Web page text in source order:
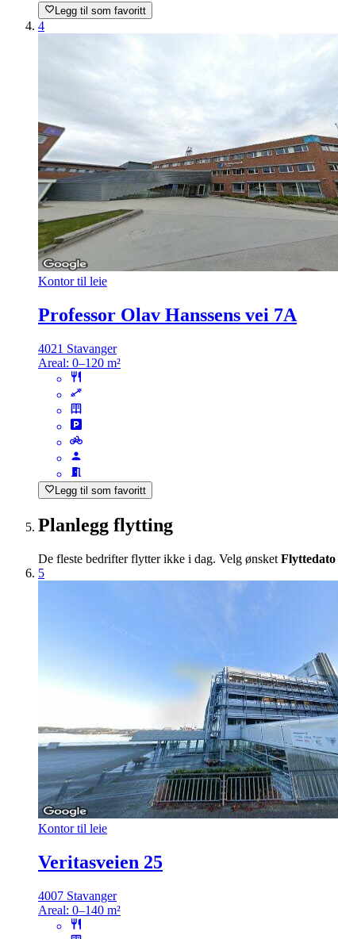
Legg til som favoritt
4
Kontor til leie
Professor Olav Hanssens vei 7A
4021 Stavanger
Areal: 0–120 m²
Legg til som favoritt
Planlegg flytting
De fleste bedrifter flytter ikke i dag. Velg ønsket Flyttedato
5
Kontor til leie
Veritasveien 25
4007 Stavanger
Areal: 0–140 m²